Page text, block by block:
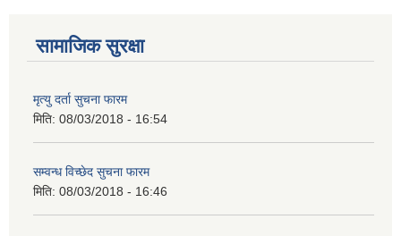
सामाजिक सुरक्षा
मृत्यु दर्ता सुचना फारम
मिति: 08/03/2018 - 16:54
सम्वन्ध विच्छेद सुचना फारम
मिति: 08/03/2018 - 16:46